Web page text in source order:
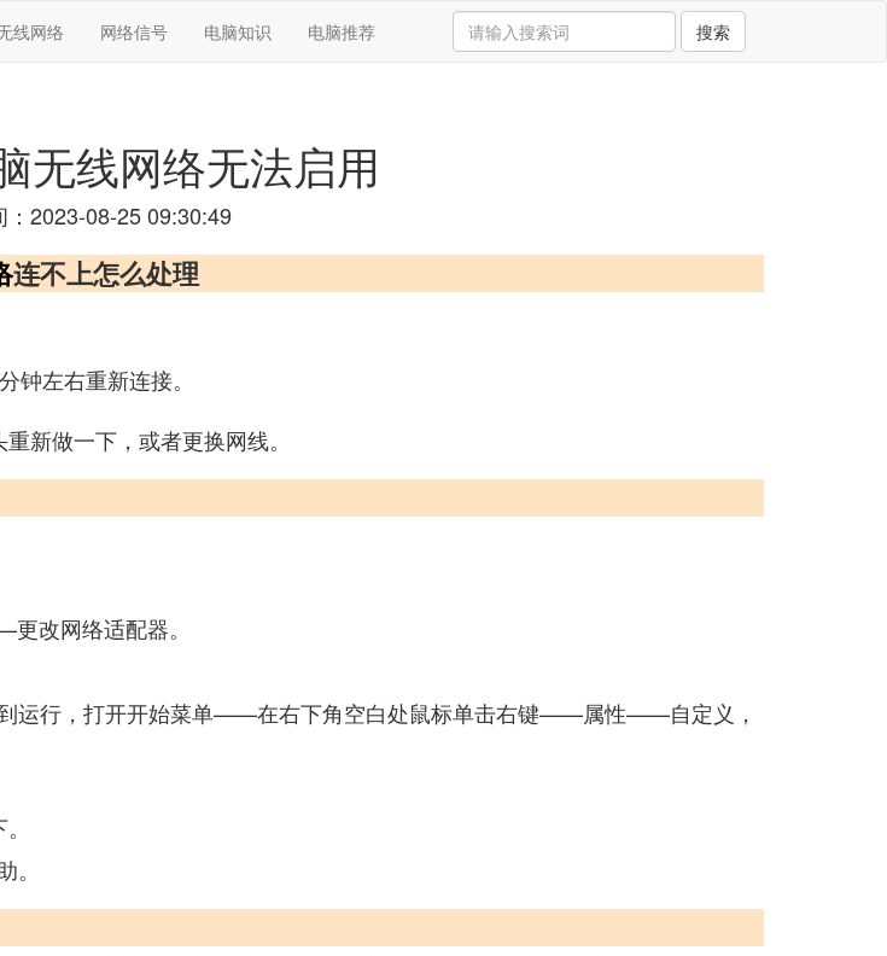
线网络 网络信号 电脑知识 电脑推荐 搜索
无线网络无法启用
：2023-08-25 09:30:49
连不上怎么处理
钟左右重新连接。
新做一下，或者更换网线。
改网络适配器。
运行，打开开始菜单——在右下角空白处鼠标单击右键——属性——自定义，